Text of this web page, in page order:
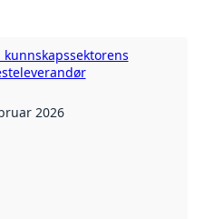
kunnskapssektorens
2026